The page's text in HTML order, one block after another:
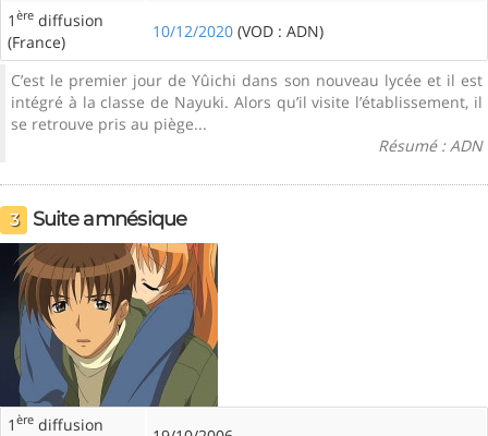
1 ère diffusion
(France)
10/12/2020 (VOD : ADN)
C’est le premier jour de Yûichi dans son nouveau lycée et il est
intégré à la classe de Nayuki. Alors qu’il visite l’établissement, il
se retrouve pris au piège...
Résumé : ADN
3 Suite amnésique
1 ère diffusion